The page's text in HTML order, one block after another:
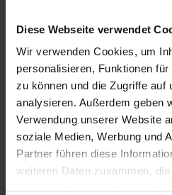
Diese Webseite verwendet
Wir verwenden Cookies, um
personalisieren, Funktionen
zu können und die Zugriffe auf
analysieren. Außerdem geben
Verwendung unserer Website
soziale Medien, Werbung und
Partner führen diese
weiteren Daten zusammen,